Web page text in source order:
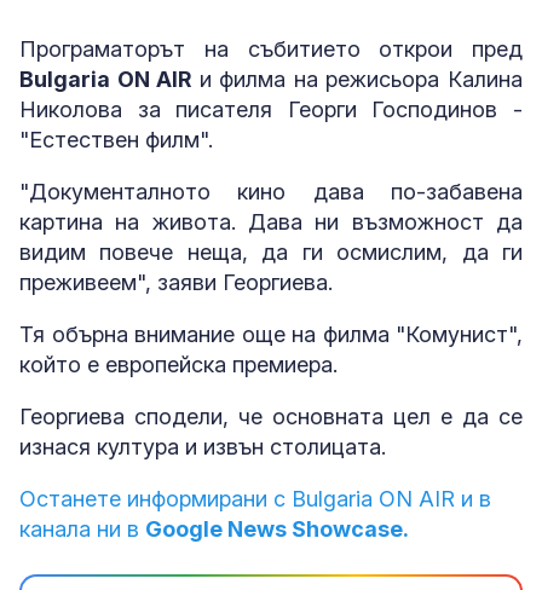
Програматорът на събитието открои пред
Bulgaria ON AIR и филма на режисьора Калина
Николова за писателя Георги Господинов -
"Естествен филм".
"Документалното кино дава по-забавена
картина на живота. Дава ни възможност да
видим повече неща, да ги осмислим, да ги
преживеем", заяви Георгиева.
Тя обърна внимание още на филма "Комунист",
който е европейска премиера.
Георгиева сподели, че основната цел е да се
изнася култура и извън столицата.
Останете информирани с Bulgaria ON AIR и в
канала ни в Google News Showcase.